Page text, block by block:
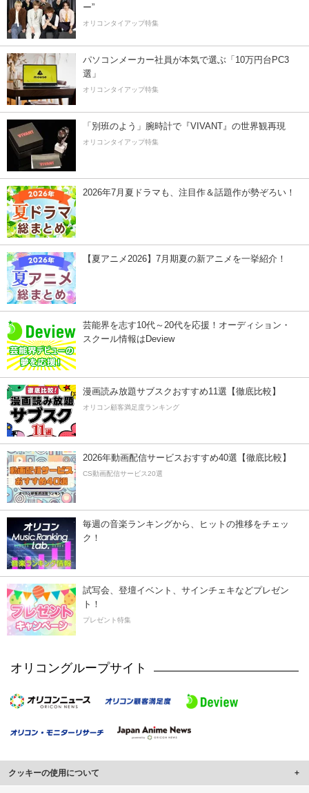
ー”
オリコンタイアップ特集
パソコンメーカー社員が本気で選ぶ「10万円台PC3
選」
オリコンタイアップ特集
「別班のよう」腕時計で『VIVANT』の世界観再現
オリコンタイアップ特集
2026年7月夏ドラマも、注目作＆話題作が勢ぞろい！
【夏アニメ2026】7月期夏の新アニメを一挙紹介！
芸能界を志す10代～20代を応援！オーディション・
スクール情報はDeview
漫画読み放題サブスクおすすめ11選【徹底比較】
オリコン顧客満足度ランキング
2026年動画配信サービスおすすめ40選【徹底比較】
CS動画配信サービス20選
毎週の音楽ランキングから、ヒットの推移をチェッ
ク！
試写会、登壇イベント、サインチェキなどプレゼン
ト！
プレゼント特集
オリコングループサイト
クッキーの使用について